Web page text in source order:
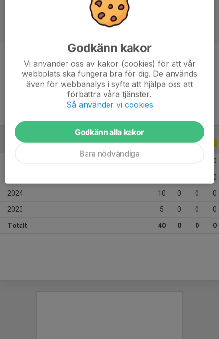
Position
-
Ålder
12 år
ALLA SERIER ALLA ÅR
0
0
2024 10 0 0 0
2023 5 0 0 0
Totalt 40 0 0 0
Godkänn kakor
Vi använder oss av kakor (cookies) för att vår
webbplats ska fungera bra för dig. De används
även för webbanalys i syfte att hjälpa oss att
förbättra våra tjänster.
Så använder vi cookies
Godkänn alla kakor
Bara nödvändiga